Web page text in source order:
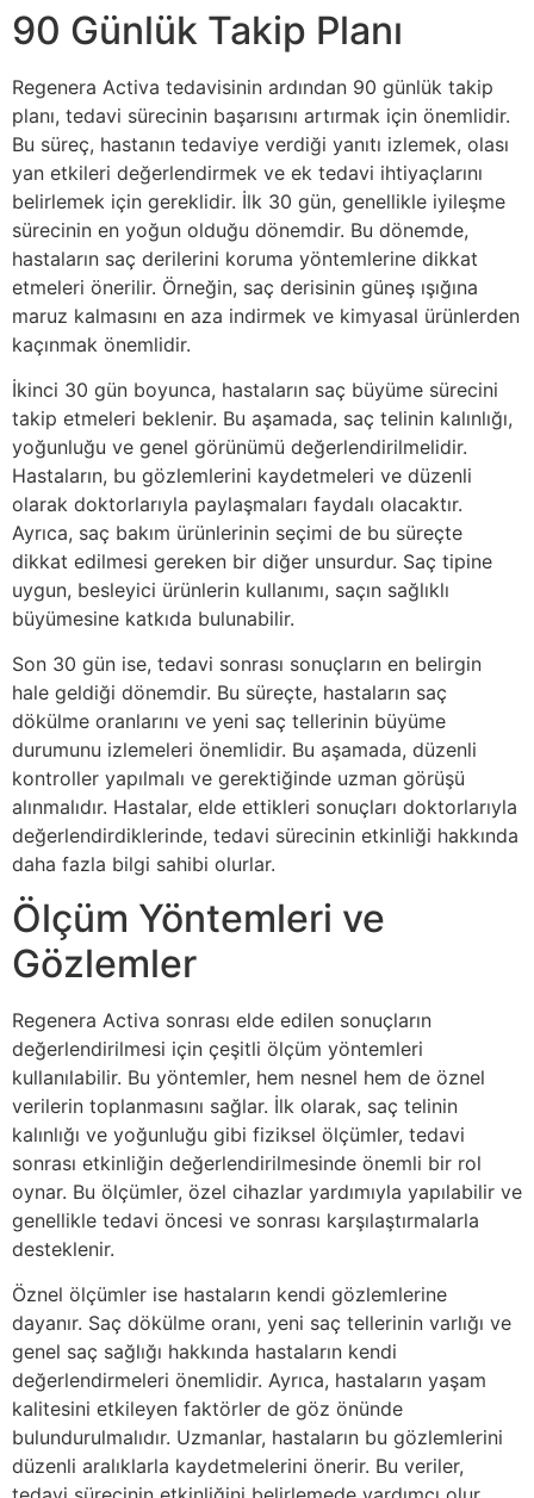
90 Günlük Takip Planı
Regenera Activa tedavisinin ardından 90 günlük takip
planı, tedavi sürecinin başarısını artırmak için önemlidir.
Bu süreç, hastanın tedaviye verdiği yanıtı izlemek, olası
yan etkileri değerlendirmek ve ek tedavi ihtiyaçlarını
belirlemek için gereklidir. İlk 30 gün, genellikle iyileşme
sürecinin en yoğun olduğu dönemdir. Bu dönemde,
hastaların saç derilerini koruma yöntemlerine dikkat
etmeleri önerilir. Örneğin, saç derisinin güneş ışığına
maruz kalmasını en aza indirmek ve kimyasal ürünlerden
kaçınmak önemlidir.
İkinci 30 gün boyunca, hastaların saç büyüme sürecini
takip etmeleri beklenir. Bu aşamada, saç telinin kalınlığı,
yoğunluğu ve genel görünümü değerlendirilmelidir.
Hastaların, bu gözlemlerini kaydetmeleri ve düzenli
olarak doktorlarıyla paylaşmaları faydalı olacaktır.
Ayrıca, saç bakım ürünlerinin seçimi de bu süreçte
dikkat edilmesi gereken bir diğer unsurdur. Saç tipine
uygun, besleyici ürünlerin kullanımı, saçın sağlıklı
büyümesine katkıda bulunabilir.
Son 30 gün ise, tedavi sonrası sonuçların en belirgin
hale geldiği dönemdir. Bu süreçte, hastaların saç
dökülme oranlarını ve yeni saç tellerinin büyüme
durumunu izlemeleri önemlidir. Bu aşamada, düzenli
kontroller yapılmalı ve gerektiğinde uzman görüşü
alınmalıdır. Hastalar, elde ettikleri sonuçları doktorlarıyla
değerlendirdiklerinde, tedavi sürecinin etkinliği hakkında
daha fazla bilgi sahibi olurlar.
Ölçüm Yöntemleri ve
Gözlemler
Regenera Activa sonrası elde edilen sonuçların
değerlendirilmesi için çeşitli ölçüm yöntemleri
kullanılabilir. Bu yöntemler, hem nesnel hem de öznel
verilerin toplanmasını sağlar. İlk olarak, saç telinin
kalınlığı ve yoğunluğu gibi fiziksel ölçümler, tedavi
sonrası etkinliğin değerlendirilmesinde önemli bir rol
oynar. Bu ölçümler, özel cihazlar yardımıyla yapılabilir ve
genellikle tedavi öncesi ve sonrası karşılaştırmalarla
desteklenir.
Öznel ölçümler ise hastaların kendi gözlemlerine
dayanır. Saç dökülme oranı, yeni saç tellerinin varlığı ve
genel saç sağlığı hakkında hastaların kendi
değerlendirmeleri önemlidir. Ayrıca, hastaların yaşam
kalitesini etkileyen faktörler de göz önünde
bulundurulmalıdır. Uzmanlar, hastaların bu gözlemlerini
düzenli aralıklarla kaydetmelerini önerir. Bu veriler,